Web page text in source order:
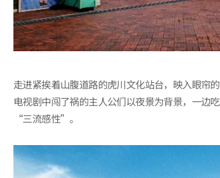
走进紧挨着山腹道路的虎川文化站台，映入眼
电视剧中闯了祸的主人公们以夜景为背景，一边
“三流感性”。